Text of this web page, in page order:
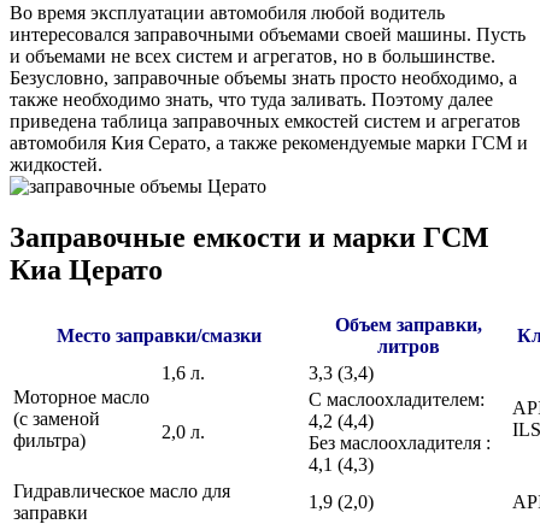
Во время эксплуатации автомобиля любой водитель
интересовался заправочными объемами своей машины. Пусть
и объемами не всех систем и агрегатов, но в большинстве.
Безусловно, заправочные объемы знать просто необходимо, а
также необходимо знать, что туда заливать. Поэтому далее
приведена таблица заправочных емкостей систем и агрегатов
автомобиля Кия Серато, а также рекомендуемые марки ГСМ и
жидкостей.
Заправочные емкости и марки ГСМ
Киа Церато
Место заправки/смазки
Объем заправки,
литров
Моторное масло
(с заменой
фильтра)
1,6 л.
3,3 (3,4)
2,0 л.
С маслоохладителем:
4,2 (4,4)
Без маслоохладителя :
4,1 (4,3)
Гидравлическое масло для
заправки
1,9 (2,0)